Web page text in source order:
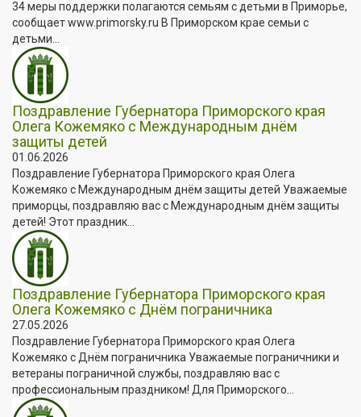
34 меры поддержки полагаются семьям с детьми в Приморье,
сообщает www.primorsky.ru В Приморском крае семьи с
детьми...
Поздравление Губернатора Приморского края
Олега Кожемяко с Международным днём
защиты детей
01.06.2026
Поздравление Губернатора Приморского края Олега
Кожемяко с Международным днём защиты детей Уважаемые
приморцы, поздравляю вас с Международным днём защиты
детей! Этот праздник...
Поздравление Губернатора Приморского края
Олега Кожемяко с Днём пограничника
27.05.2026
Поздравление Губернатора Приморского края Олега
Кожемяко с Днём пограничника Уважаемые пограничники и
ветераны пограничной службы, поздравляю вас с
профессиональным праздником! Для Приморского...